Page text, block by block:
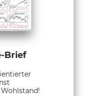
Brief